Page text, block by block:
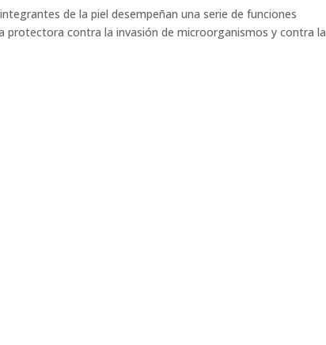
de la piel desempeñan una serie de funciones
protectora contra la invasión de microorganismos y contra la